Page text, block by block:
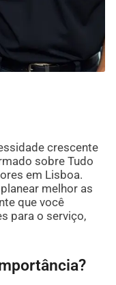
crescente
sobre Tudo
em Lisboa.
melhor as
que você
para o serviço,